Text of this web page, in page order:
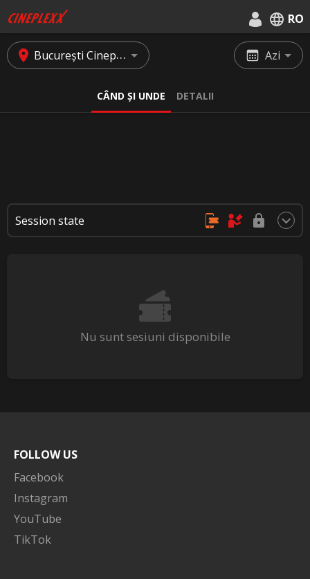
RO
English
București Cineplexx Titan Azi
CÂND ȘI UNDE DETALII
Session state
Achiziția și rezervarea nu sunt posibile
Nu sunt sesiuni disponibile
FOLLOW US
Facebook
Instagram
YouTube
TikTok